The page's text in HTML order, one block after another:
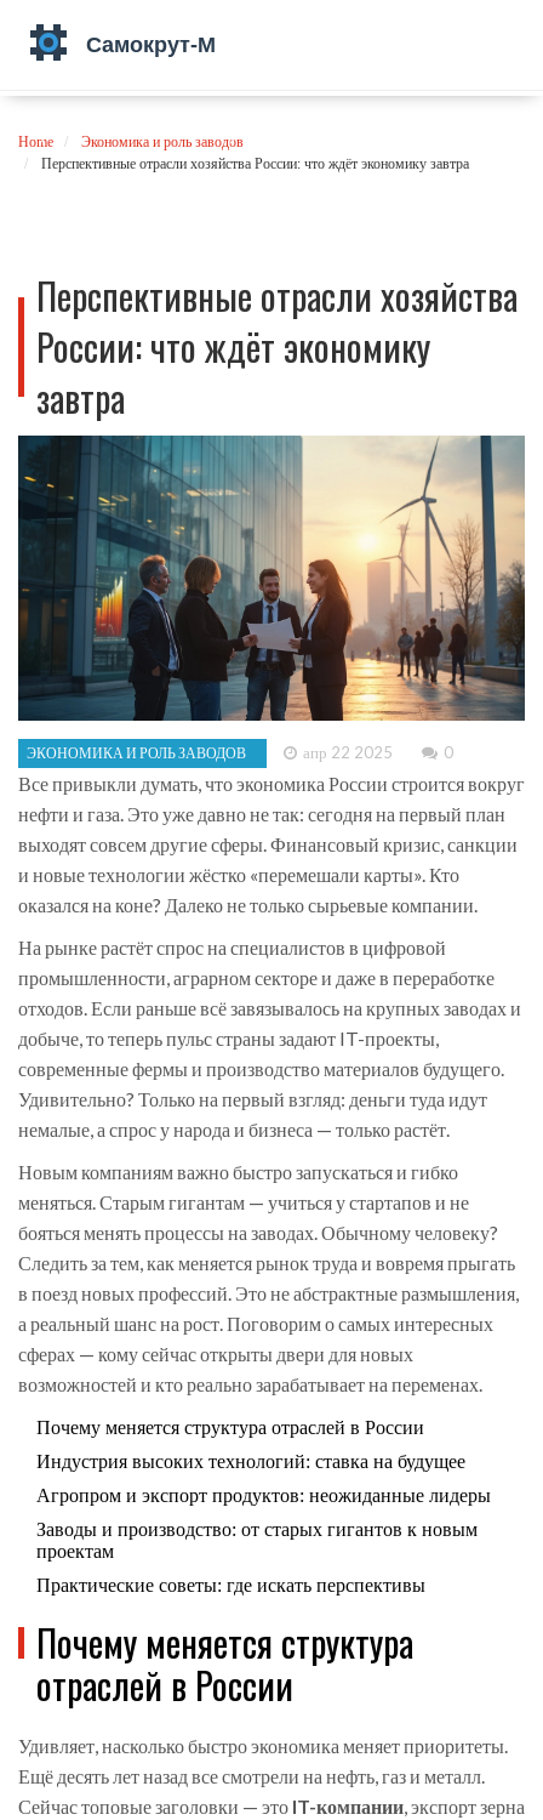
Home
Экономика и роль заводов
Перспективные отрасли хозяйства России: что ждёт экономику завтра
Перспективные отрасли хозяйства
России: что ждёт экономику
завтра
ЭКОНОМИКА И РОЛЬ ЗАВОДОВ апр 22 2025 0
Все привыкли думать, что экономика России строится вокруг
нефти и газа. Это уже давно не так: сегодня на первый план
выходят совсем другие сферы. Финансовый кризис, санкции
и новые технологии жёстко «перемешали карты». Кто
оказался на коне? Далеко не только сырьевые компании.
На рынке растёт спрос на специалистов в цифровой
промышленности, аграрном секторе и даже в переработке
отходов. Если раньше всё завязывалось на крупных заводах и
добыче, то теперь пульс страны задают IT-проекты,
современные фермы и производство материалов будущего.
Удивительно? Только на первый взгляд: деньги туда идут
немалые, а спрос у народа и бизнеса — только растёт.
Новым компаниям важно быстро запускаться и гибко
меняться. Старым гигантам — учиться у стартапов и не
бояться менять процессы на заводах. Обычному человеку?
Следить за тем, как меняется рынок труда и вовремя прыгать
в поезд новых профессий. Это не абстрактные размышления,
а реальный шанс на рост. Поговорим о самых интересных
сферах — кому сейчас открыты двери для новых
возможностей и кто реально зарабатывает на переменах.
Почему меняется структура отраслей в России
Индустрия высоких технологий: ставка на будущее
Агропром и экспорт продуктов: неожиданные лидеры
Заводы и производство: от старых гигантов к новым
проектам
Практические советы: где искать перспективы
Почему меняется структура
отраслей в России
Удивляет, насколько быстро экономика меняет приоритеты.
Ещё десять лет назад все смотрели на нефть, газ и металл.
Сейчас топовые заголовки — это IT-компании, экспорт зерна